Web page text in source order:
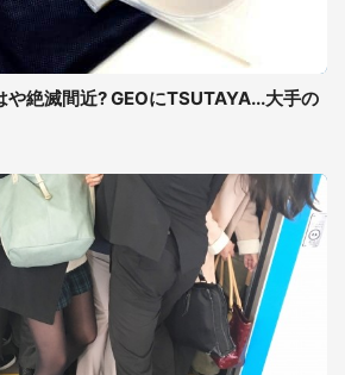
や絶滅間近? GEOにTSUTAYA...大手の